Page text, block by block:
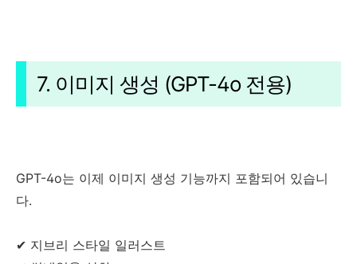
7. 이미지 생성 (GPT-4o 전용)
GPT-4o는 이제 이미지 생성 기능까지 포함되어 있습니
다.
✔ 지브리 스타일 일러스트